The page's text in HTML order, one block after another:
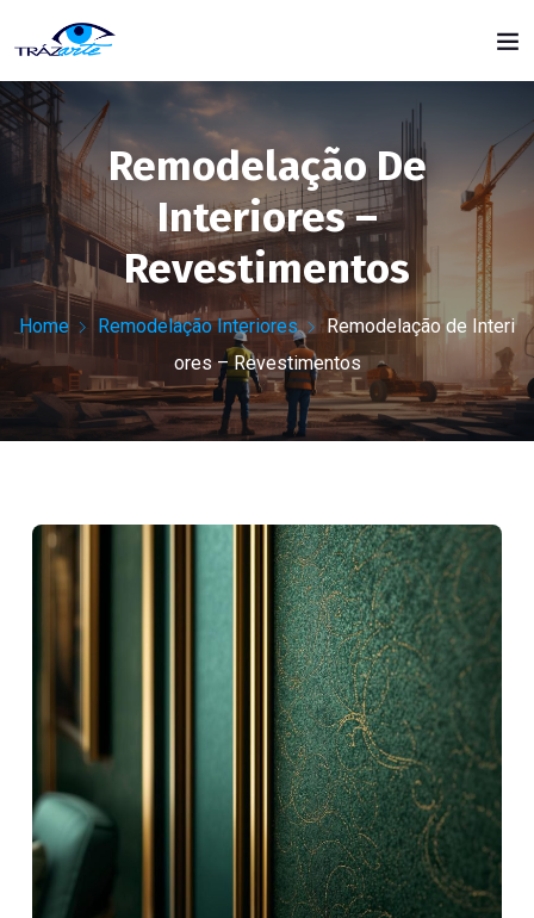
Remodelação De
Interiores –
Revestimentos
Home Remodelação Interiores
Remodelação de Interi
ores – Revestimentos